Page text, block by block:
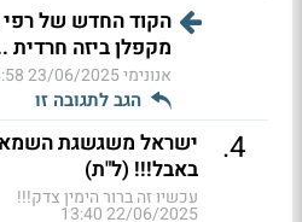
הקוד החדש של
מקפלן ביזה חרדית ..
אנונימי23/06/2025 08:58
הגב לתגובה זו
4
.
ישראל משגשגת
באבל!!! (ל"ת)
עכשיו זה ברור הימין צדק!!!
22/06/2025 13:40